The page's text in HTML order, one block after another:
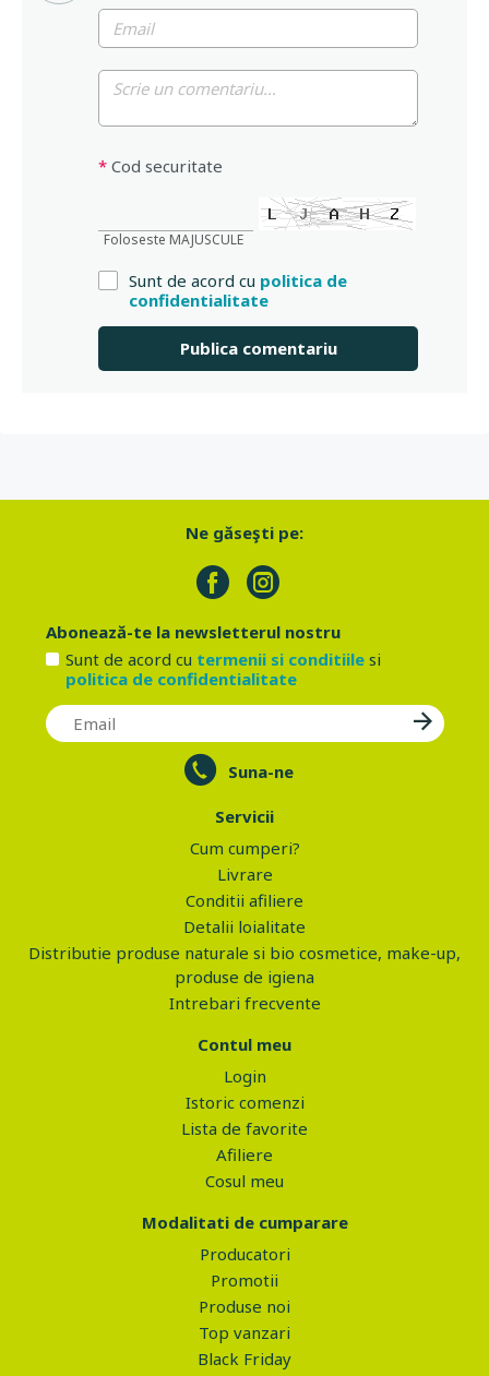
* Cod securitate
Foloseste MAJUSCULE
Sunt de acord cu politica de
confidentialitate
Ne găseşti pe:
Abonează-te la newsletterul nostru
Sunt de acord cu termenii si conditiilesi
politica de confidentialitate
Suna-ne
Servicii
Cum cumperi?
Livrare
Conditii afiliere
Detalii loialitate
Distributie produse naturale si bio cosmetice, make-up,
produse de igiena
Intrebari frecvente
Contul meu
Login
Istoric comenzi
Lista de favorite
Afiliere
Cosul meu
Modalitati de cumparare
Producatori
Promotii
Produse noi
Top vanzari
Black Friday